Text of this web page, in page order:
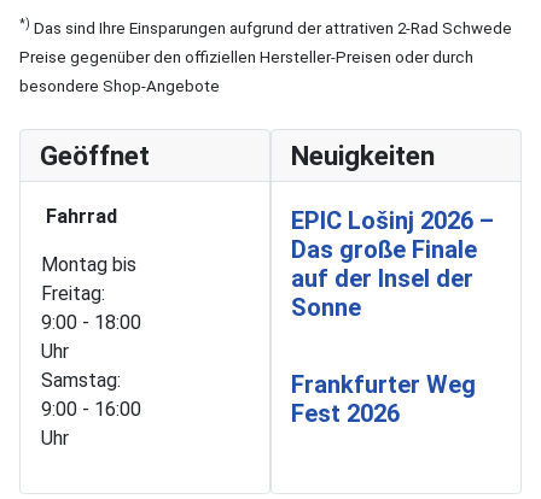
*) Das sind Ihre Einsparungen aufgrund der attrativen 2-Rad Schwede
Preise gegenüber den offiziellen Hersteller-Preisen oder durch
besondere Shop-Angebote
Geöffnet
Fahrrad
Montag bis
Freitag:
9:00 - 18:00
Uhr
Samstag:
9:00 - 16:00
Uhr
Neuigkeiten
EPIC Lošinj 2026 –
Das große Finale
auf der Insel der
Sonne
Frankfurter Weg
Fest 2026